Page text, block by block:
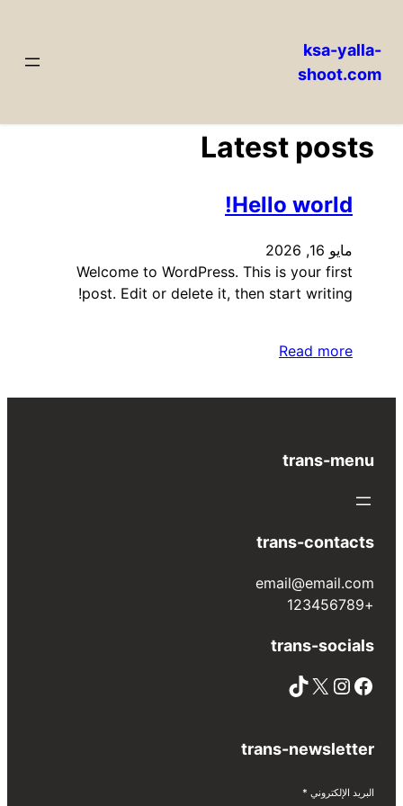
تخطى
المحتوى
ksa-yalla-
shoot.com
Latest posts
Hello world!
مايو 16, 2026
Welcome to WordPress. This is your first
post. Edit or delete it, then start writing!
Read more
trans-menu
trans-contacts
email@email.com
+123456789
trans-socials
Facebook
Instagram
X
TikTok
trans-newsletter
البريد الإلكتروني *